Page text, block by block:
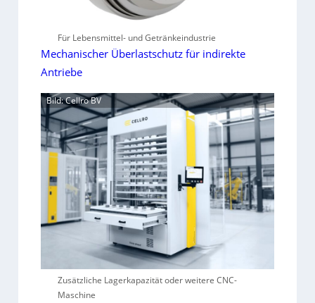
Für Lebensmittel- und Getränkeindustrie
Mechanischer Überlastschutz für indirekte
Antriebe
Bild: Cellro BV
Zusätzliche Lagerkapazität oder weitere CNC-
Maschine